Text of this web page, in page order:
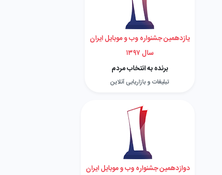
یازدهمین جشنواره وب و موبایل ایران
سال ۱۳۹۷
برنده به انتخاب مردم
تبلیغات و بازاریابی آنلاین
دوازدهمین جشنواره وب و موبایل ایران